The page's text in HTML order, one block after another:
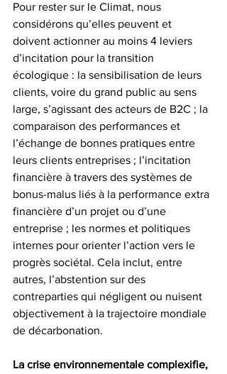
Pour rester sur le Climat, nous
considérons qu’elles peuvent et
doivent actionner au moins 4 leviers
d’incitation pour la transition
écologique : la sensibilisation de leurs
clients, voire du grand public au sens
large, s’agissant des acteurs de B2C ; la
comparaison des performances et
l’échange de bonnes pratiques entre
leurs clients entreprises ; l’incitation
financière à travers des systèmes de
bonus-malus liés à la performance extra
financière d’un projet ou d’une
entreprise ; les normes et politiques
internes pour orienter l’action vers le
progrès sociétal. Cela inclut, entre
autres, l’abstention sur des
contreparties qui négligent ou nuisent
objectivement à la trajectoire mondiale
de décarbonation.
La crise environnementale complexifie,